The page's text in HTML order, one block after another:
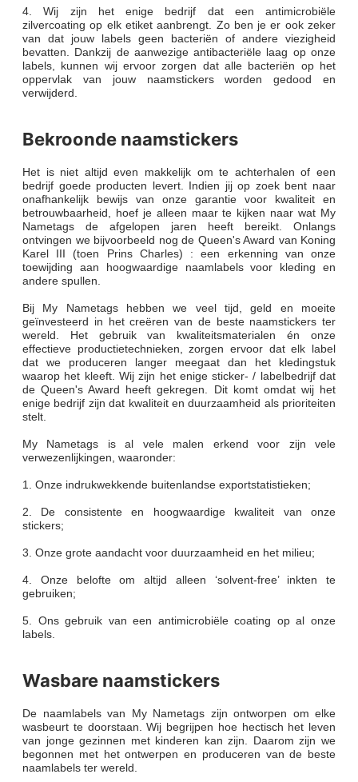
4. Wij zijn het enige bedrijf dat een antimicrobiële
zilvercoating op elk etiket aanbrengt. Zo ben je er ook zeker
van dat jouw labels geen bacteriën of andere viezigheid
bevatten. Dankzij de aanwezige antibacteriële laag op onze
labels, kunnen wij ervoor zorgen dat alle bacteriën op het
oppervlak van jouw naamstickers worden gedood en
verwijderd.
Bekroonde naamstickers
Het is niet altijd even makkelijk om te achterhalen of een
bedrijf goede producten levert. Indien jij op zoek bent naar
onafhankelijk bewijs van onze garantie voor kwaliteit en
betrouwbaarheid, hoef je alleen maar te kijken naar wat My
Nametags de afgelopen jaren heeft bereikt. Onlangs
ontvingen we bijvoorbeeld nog de Queen's Award van Koning
Karel III (toen Prins Charles) : een erkenning van onze
toewijding aan hoogwaardige naamlabels voor kleding en
andere spullen.
Bij My Nametags hebben we veel tijd, geld en moeite
geïnvesteerd in het creëren van de beste naamstickers ter
wereld. Het gebruik van kwaliteitsmaterialen én onze
effectieve productietechnieken, zorgen ervoor dat elk label
dat we produceren langer meegaat dan het kledingstuk
waarop het kleeft. Wij zijn het enige sticker- / labelbedrijf dat
de Queen's Award heeft gekregen. Dit komt omdat wij het
enige bedrijf zijn dat kwaliteit en duurzaamheid als prioriteiten
stelt.
My Nametags is al vele malen erkend voor zijn vele
verwezenlijkingen, waaronder:
1. Onze indrukwekkende buitenlandse exportstatistieken;
2. De consistente en hoogwaardige kwaliteit van onze
stickers;
3. Onze grote aandacht voor duurzaamheid en het milieu;
4. Onze belofte om altijd alleen ‘solvent-free’ inkten te
gebruiken;
5. Ons gebruik van een antimicrobiële coating op al onze
labels.
Wasbare naamstickers
De naamlabels van My Nametags zijn ontworpen om elke
wasbeurt te doorstaan. Wij begrijpen hoe hectisch het leven
van jonge gezinnen met kinderen kan zijn. Daarom zijn we
begonnen met het ontwerpen en produceren van de beste
naamlabels ter wereld.